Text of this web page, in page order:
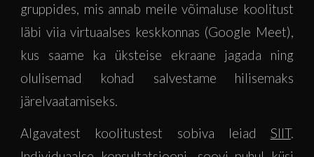
gruppides, mis annab meile võimaluse koolitust
läbi viia virtuaalses keskkonnas (Google Meet),
kus saame ka üksteise ekraane jagada ning
olulisemad kohad salvestame hilisemaks
järelvaatamiseks.
Algavatest koolitustest sobiva leiad SIIT.